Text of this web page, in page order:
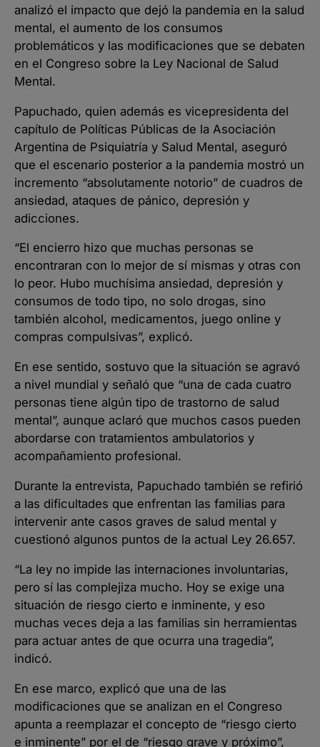
analizó el impacto que dejó la pandemia en la salud
mental, el aumento de los consumos
problemáticos y las modificaciones que se debaten
en el Congreso sobre la Ley Nacional de Salud
Mental.
Papuchado, quien además es vicepresidenta del
capítulo de Políticas Públicas de la Asociación
Argentina de Psiquiatría y Salud Mental, aseguró
que el escenario posterior a la pandemia mostró un
incremento “absolutamente notorio” de cuadros de
ansiedad, ataques de pánico, depresión y
adicciones.
“El encierro hizo que muchas personas se
encontraran con lo mejor de sí mismas y otras con
lo peor. Hubo muchísima ansiedad, depresión y
consumos de todo tipo, no solo drogas, sino
también alcohol, medicamentos, juego online y
compras compulsivas”, explicó.
En ese sentido, sostuvo que la situación se agravó
a nivel mundial y señaló que “una de cada cuatro
personas tiene algún tipo de trastorno de salud
mental”, aunque aclaró que muchos casos pueden
abordarse con tratamientos ambulatorios y
acompañamiento profesional.
Durante la entrevista, Papuchado también se refirió
a las dificultades que enfrentan las familias para
intervenir ante casos graves de salud mental y
cuestionó algunos puntos de la actual Ley 26.657.
“La ley no impide las internaciones involuntarias,
pero sí las complejiza mucho. Hoy se exige una
situación de riesgo cierto e inminente, y eso
muchas veces deja a las familias sin herramientas
para actuar antes de que ocurra una tragedia”,
indicó.
En ese marco, explicó que una de las
modificaciones que se analizan en el Congreso
apunta a reemplazar el concepto de “riesgo cierto
e inminente” por el de “riesgo grave y próximo”,